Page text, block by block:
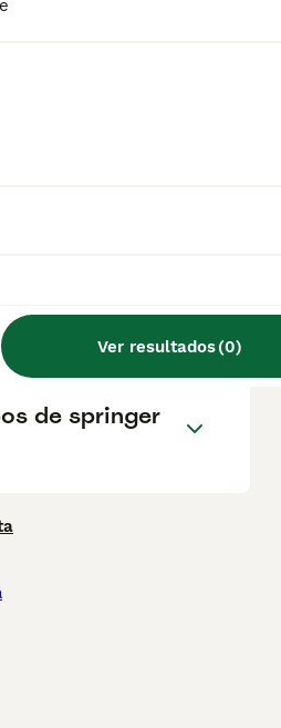
Ver resultados(0)
de los animales.
siempre es la mejor
cocker y
de springer